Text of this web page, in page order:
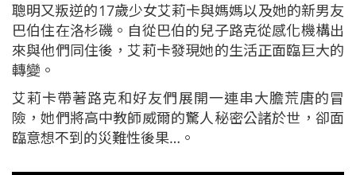
聰明又叛逆的17歲少女艾莉卡與媽媽以及她的新男友
巴伯住在洛杉磯。自從巴伯的兒子路克從感化機構出
來與他們同住後，艾莉卡發現她的生活正面臨巨大的
轉變。
艾莉卡帶著路克和好友們展開一連串大膽荒唐的冒
險，她們將高中教師威爾的驚人秘密公諸於世，卻面
臨意想不到的災難性後果…。